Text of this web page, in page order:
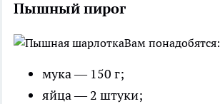
Пышный пирог
Вам понадобятся:
мука — 150 г;
яйца — 2 штуки;